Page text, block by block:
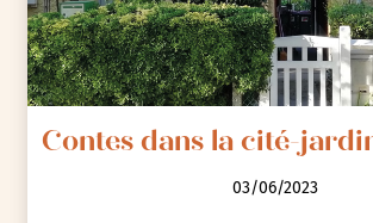
Contes dans la cité-
03/06/2023